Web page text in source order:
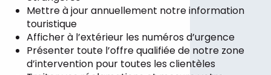
Mettre à jour annuellement notre information
touristique
Afficher à l’extérieur les numéros d’urgence
Présenter toute l’offre qualifiée de notre zone
d’intervention pour toutes les clientèles